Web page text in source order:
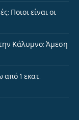
Ποιοι είναι οι
Κάλυμνο: Άμεση
από 1 εκατ.